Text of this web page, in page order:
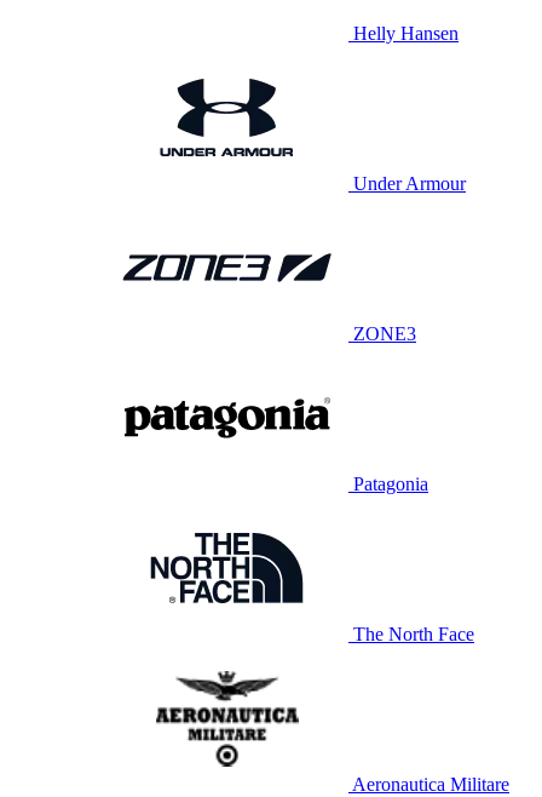
Helly Hansen
Under Armour
ZONE3
Patagonia
The North Face
Aeronautica Militare